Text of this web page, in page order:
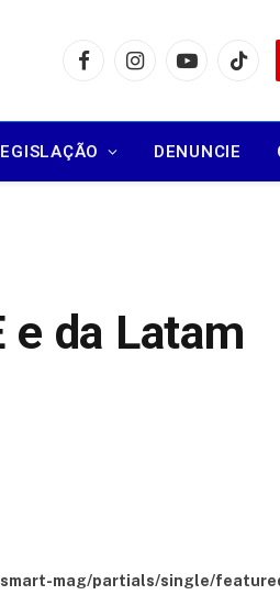
FacebookInstagramYouTubeTikTok
DENUNCIE
da Latam
mag/partials/single/